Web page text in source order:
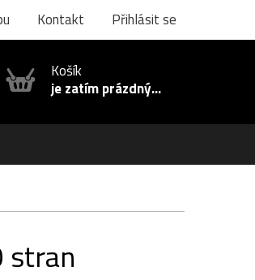
Kontakt Přihlásit se
Košík
je zatím prázdný...
stran